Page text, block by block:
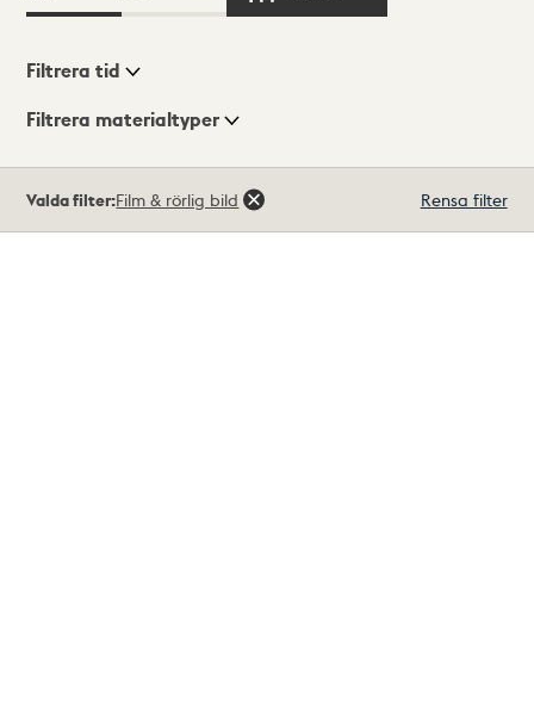
Visningsläge
Filtrera tid
Filtrera materialtyper
träffar
Valda filter:Film & rörlig bild Rensa filter